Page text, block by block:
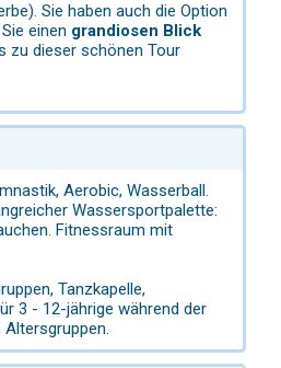
Sie haben auch die Option
einen grandiosen Blick
zu dieser schönen Tour
Aerobic, Wasserball.
Wassersportpalette:
Fitnessraum mit
Tanzkapelle,
3 - 12-jährige während der